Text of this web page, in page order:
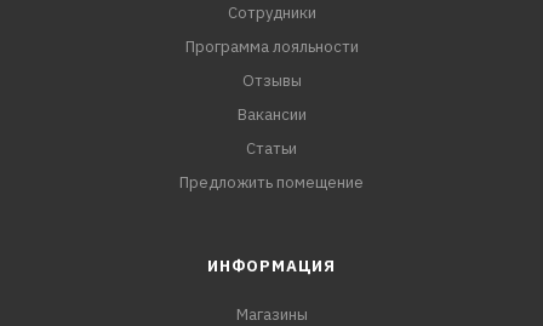
Сотрудники
Программа лояльности
Отзывы
Вакансии
Статьи
Предложить помещение
ИНФОРМАЦИЯ
Магазины